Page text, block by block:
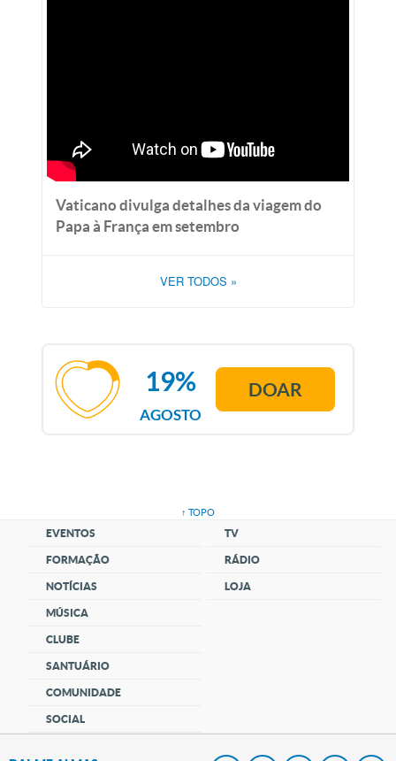
Vaticano divulga detalhes da viagem do
Papa à França em setembro
VER TODOS »
AGOSTO
19% DOAR
↑ TOPO
EVENTOS
FORMAÇÃO
NOTÍCIAS
MÚSICA
CLUBE
SANTUÁRIO
COMUNIDADE
SOCIAL
TV
RÁDIO
LOJA